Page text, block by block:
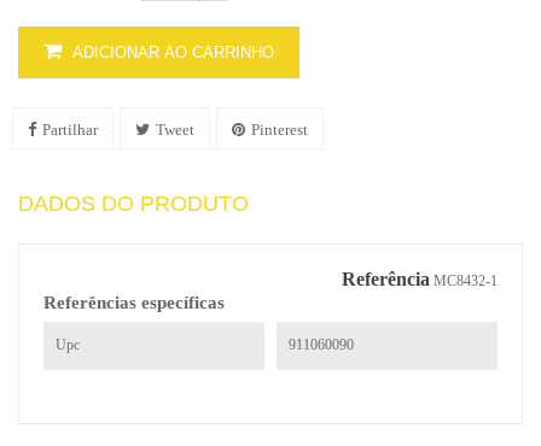
ADICIONAR AO CARRINHO
Partilhar Tweet Pinterest
DADOS DO PRODUTO
Referência MC8432-1
Referências específicas
Upc 911060090